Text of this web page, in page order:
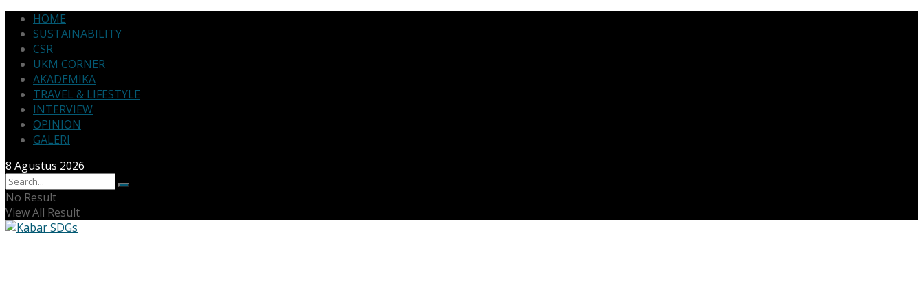
HOME
SUSTAINABILITY
CSR
UKM CORNER
AKADEMIKA
TRAVEL & LIFESTYLE
INTERVIEW
OPINION
GALERI
8 Agustus 2026
No Result
View All Result